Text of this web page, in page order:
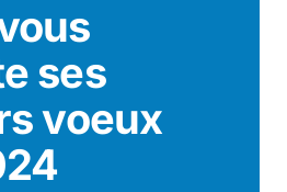
ses
voeux